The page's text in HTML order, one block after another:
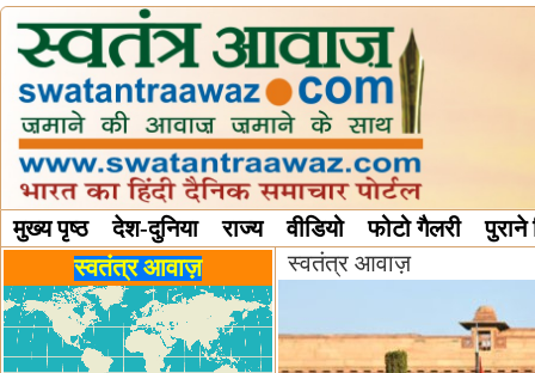
मुख्य पृष्ठ देश-दुनिया राज्य वीडियो फोटो गैलरी
विविध स्तंभस्वतंत्र आवाज़ स्वतंत्र आवाज़